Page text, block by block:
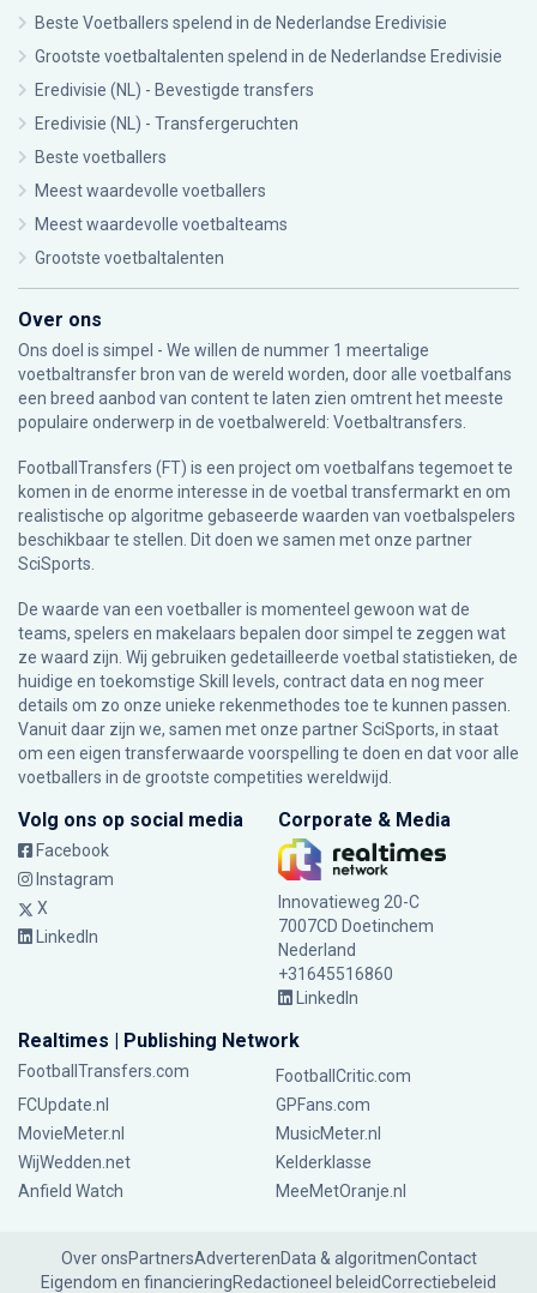
Beste Voetballers spelend in de Nederlandse Eredivisie
Grootste voetbaltalenten spelend in de Nederlandse Eredivisie
Eredivisie (NL) - Bevestigde transfers
Eredivisie (NL) - Transfergeruchten
Beste voetballers
Meest waardevolle voetballers
Meest waardevolle voetbalteams
Grootste voetbaltalenten
Over ons
Ons doel is simpel - We willen de nummer 1 meertalige
voetbaltransfer bron van de wereld worden, door alle voetbalfans
een breed aanbod van content te laten zien omtrent het meeste
populaire onderwerp in de voetbalwereld: Voetbaltransfers.
FootballTransfers (FT) is een project om voetbalfans tegemoet te
komen in de enorme interesse in de voetbal transfermarkt en om
realistische op algoritme gebaseerde waarden van voetbalspelers
beschikbaar te stellen. Dit doen we samen met onze partner
SciSports
De waarde van een voetballer is momenteel gewoon wat de
teams, spelers en makelaars bepalen door simpel te zeggen wat
ze waard zijn. Wij gebruiken gedetailleerde voetbal statistieken, de
huidige en toekomstige Skill levels, contract data en nog meer
details om zo onze unieke rekenmethodes toe te kunnen passen.
Vanuit daar zijn we, samen met onze partner SciSports, in staat
om een eigen transferwaarde voorspelling te doen en dat voor alle
voetballers in de grootste competities wereldwijd.
Volg ons op social media
Facebook
Instagram
X
LinkedIn
Corporate & Media
Innovatieweg 20-C
7007CD Doetinchem
Nederland
+31645516860
LinkedIn
Realtimes | Publishing Network
FootballTransfers.com
FootballCritic.com
FCUpdate.nl
GPFans.com
MovieMeter.nl
MusicMeter.nl
WijWedden.net
Kelderklasse
Anfield Watch
MeeMetOranje.nl
Over onsPartnersAdverterenData & algoritmenContact
Eigendom en financieringRedactioneel beleidCorrectiebeleid